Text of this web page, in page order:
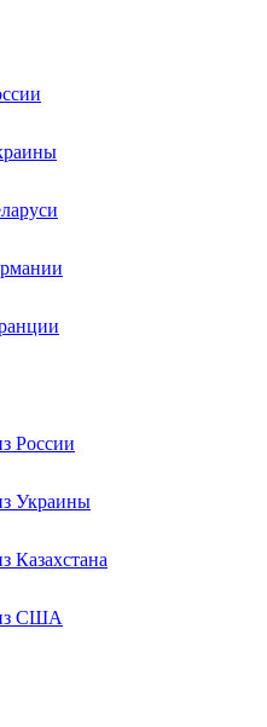
России
Украины
Казахстана
из США